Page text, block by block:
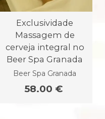
Exclusividade
Massagem de
cerveja integral no
Beer Spa Granada
Beer Spa Granada
58.00 €